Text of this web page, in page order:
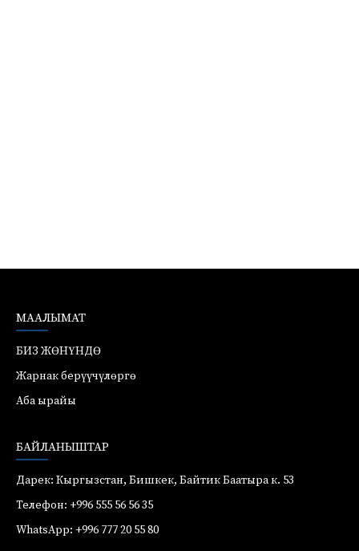
МААЛЫМАТ
БИЗ ЖӨНҮНДӨ
Жарнак берүүчүлөргө
Аба ырайы
БАЙЛАНЫШТАР
Дарек: Кыргызстан, Бишкек, Байтик Баатыра к. 53
Телефон: +996 555 56 56 35
WhatsApp: +996 777 20 55 80